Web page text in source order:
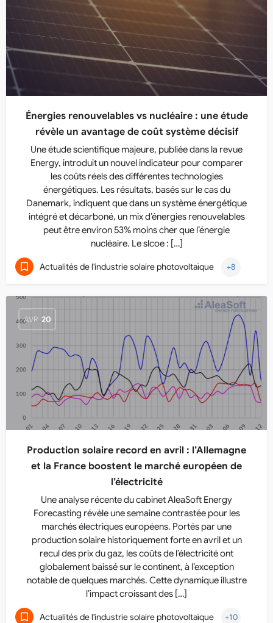
Énergies renouvelables vs nucléaire : une étude
révèle un avantage de coût système décisif
Une étude scientifique majeure, publiée dans la revue
Energy, introduit un nouvel indicateur pour comparer
les coûts réels des différentes technologies
énergétiques. Les résultats, basés sur le cas du
Danemark, indiquent que dans un système énergétique
intégré et décarboné, un mix d’énergies renouvelables
peut être environ 53% moins cher que l’énergie
nucléaire. Le slcoe : […]
Actualités de l'industrie solaire photovoltaïque +8
AVR 20
Production solaire record en avril : l’Allemagne
et la France boostent le marché européen de
l’électricité
Une analyse récente du cabinet AleaSoft Energy
Forecasting révèle une semaine contrastée pour les
marchés électriques européens. Portés par une
production solaire historiquement forte en avril et un
recul des prix du gaz, les coûts de l’électricité ont
globalement baissé sur le continent, à l’exception
notable de quelques marchés. Cette dynamique illustre
l’impact croissant des […]
Actualités de l'industrie solaire photovoltaïque +10